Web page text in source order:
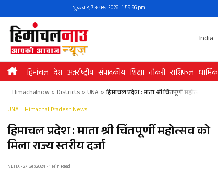
to
content
शुक्रवार, 7 अगस्त 2026 | 1:55:56 pm
India
हिमांचल देश अंतर्राष्ट्रीय संपादकीय शिक्षा नौकरी राशिफल धार्मिक
Himachalnow» Districts» UNA » हिमाचल प्रदेश : माता श्री चिंतपूर्णी महोत्सव को
UNA Himachal Pradesh News
हिमाचल प्रदेश : माता श्री चिंतपूर्णी महोत्सव को
मिला राज्य स्तरीय दर्जा
NEHA • 27 Sep 2024 • 1 Min Read